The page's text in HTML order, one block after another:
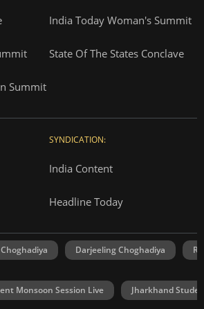
India Today Woman's Summit
State Of The States Conclave
Summit
SYNDICATION:
India Content
Headline Today
Darjeeling Choghadiya
Monsoon Session Live Jharkhand